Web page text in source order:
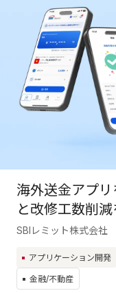
海外送金アプ
と改修工数削
SBIレミット株式会社
アプリケーション開発
金融/不動産